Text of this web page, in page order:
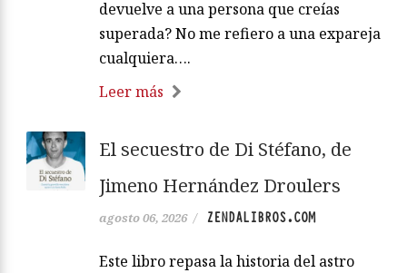
devuelve a una persona que creías
superada? No me refiero a una expareja
cualquiera….
Leer más
El secuestro de Di Stéfano, de
Jimeno Hernández Droulers
agosto 06, 2026 / ZENDALIBROS.COM
Este libro repasa la historia del astro